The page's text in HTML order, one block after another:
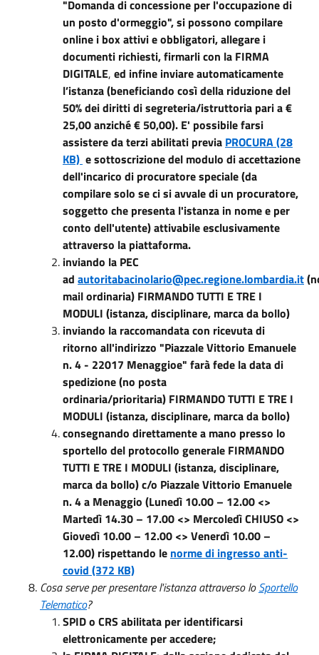
"Domanda di concessione per l'occupazione di
un posto d'ormeggio", si possono compilare
online i box attivi e obbligatori, allegare i
documenti richiesti, firmarli con la FIRMA
DIGITALE, ed infine inviare automaticamente
l’istanza (beneficiando così della riduzione del
50% dei diritti di segreteria/istruttoria pari a €
25,00 anziché € 50,00). E' possibile farsi
assistere da terzi abilitati previa PROCURA (28
KB) e sottoscrizione del modulo di accettazione
dell'incarico di procuratore speciale (da
compilare solo se ci si avvale di un procuratore,
soggetto che presenta l'istanza in nome e per
conto dell'utente) attivabile esclusivamente
attraverso la piattaforma.
inviando la PEC
ad autoritabacinolario@pec.regione.lombardia.it
mail ordinaria) FIRMANDO TUTTI E TRE I
MODULI (istanza, disciplinare, marca da bollo)
inviando la raccomandata con ricevuta di
ritorno all'indirizzo "Piazzale Vittorio Emanuele
n. 4 - 22017 Menaggioe" farà fede la data di
spedizione (no posta
ordinaria/prioritaria) FIRMANDO TUTTI E TRE I
MODULI (istanza, disciplinare, marca da bollo)
consegnando direttamente a mano presso lo
sportello del protocollo generale FIRMANDO
TUTTI E TRE I MODULI (istanza, disciplinare,
marca da bollo) c/o Piazzale Vittorio Emanuele
n. 4 a Menaggio (Lunedì 10.00 – 12.00 <>
Martedì 14.30 – 17.00 <> Mercoledì CHIUSO <>
Giovedì 10.00 – 12.00 <> Venerdì 10.00 –
12.00) rispettando le norme di ingresso anti-
covid (372 KB)
Cosa serve per presentare l'istanza attraverso loSportello
Telematico?
SPID o CRS abilitata per identificarsi
elettronicamente per accedere;